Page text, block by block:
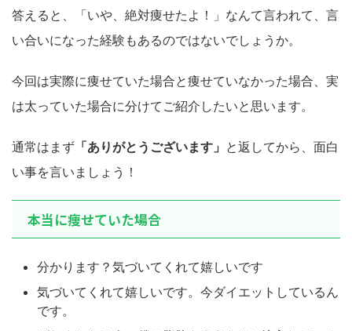
答えると、「いや、絶対痩せたよ！」なんて言われて、言
い合いになった経験もあるのではないでしょうか。
今回は実際に痩せていた場合と痩せていなかった場合、実
は太っていた場合に分けてご紹介したいと思います。
通常はまず 「ありがとうございます」 と返してから、面白
い事を言いましょう！
本当に痩せていた場合
分かります？気づいてくれて嬉しいです
気づいてくれて嬉しいです。今ダイエットしているん
です。